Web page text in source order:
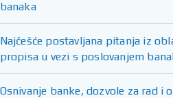
banaka
Najčešće postavljana pitanja iz
propisa u vezi s poslovanjem
Osnivanje banke, dozvole za rad i